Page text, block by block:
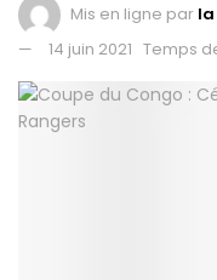
Mis en ligne par
14 juin 2021 Temps